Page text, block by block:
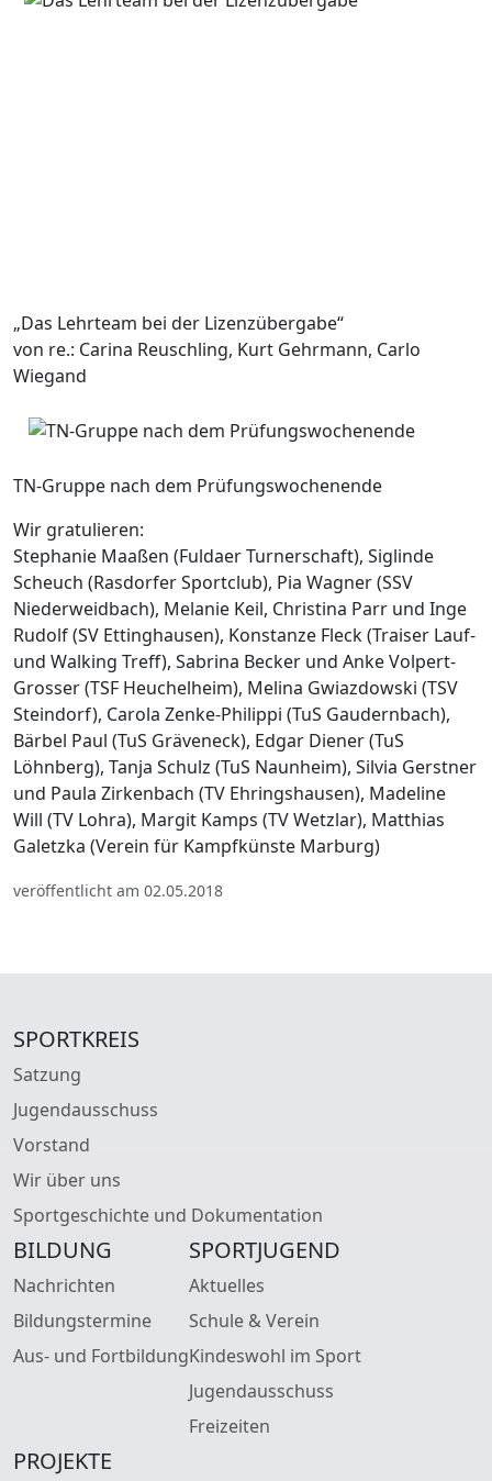
„Das Lehrteam bei der Lizenzübergabe“
von re.: Carina Reuschling, Kurt Gehrmann, Carlo
Wiegand
TN-Gruppe nach dem Prüfungswochenende
Wir gratulieren:
Stephanie Maaßen (Fuldaer Turnerschaft), Siglinde
Scheuch (Rasdorfer Sportclub), Pia Wagner (SSV
Niederweidbach), Melanie Keil, Christina Parr und Inge
Rudolf (SV Ettinghausen), Konstanze Fleck (Traiser Lauf-
und Walking Treff), Sabrina Becker und Anke Volpert-
Grosser (TSF Heuchelheim), Melina Gwiazdowski (TSV
Steindorf), Carola Zenke-Philippi (TuS Gaudernbach),
Bärbel Paul (TuS Gräveneck), Edgar Diener (TuS
Löhnberg), Tanja Schulz (TuS Naunheim), Silvia Gerstner
und Paula Zirkenbach (TV Ehringshausen), Madeline
Will (TV Lohra), Margit Kamps (TV Wetzlar), Matthias
Galetzka (Verein für Kampfkünste Marburg)
veröffentlicht am 02.05.2018
SPORTKREIS
Satzung
Jugendausschuss
Vorstand
Wir über uns
Sportgeschichte und Dokumentation
BILDUNG
Nachrichten
Bildungstermine
Aus- und Fortbildung
SPORTJUGEND
Aktuelles
Schule & Verein
Kindeswohl im Sport
Jugendausschuss
Freizeiten
PROJEKTE